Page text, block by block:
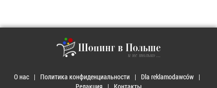
Шопинг в Польше
и не только ...
О нас Политика конфиденциальности
Dla reklamodawców
Редакция
Контакты